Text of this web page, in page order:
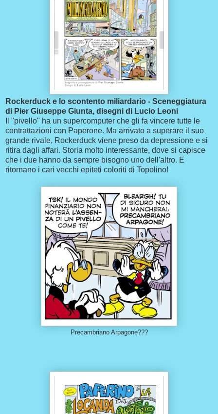
Rockerduck e lo scontento miliardario - Sceneggiatura
di Pier Giuseppe Giunta, disegni di Lucio Leoni
Il "pivello" ha un supercomputer che gli fa vincere tutte le
contrattazioni con Paperone. Ma arrivato a superare il suo
grande rivale, Rockerduck viene preso da depressione e si
ritira dagli affari. Storia molto interessante, dove si capisce
che i due hanno da sempre bisogno uno dell'altro. E
ritornano i cari vecchi epiteti coloriti di Topolino!
Precambriano Arpagone???